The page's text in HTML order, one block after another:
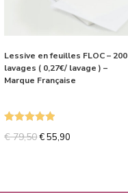
Lessive en feuilles FLOC – 200
lavages ( 0,27€/ lavage ) –
Marque Française
€79,50€55,90